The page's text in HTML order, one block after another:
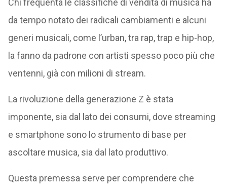
Chi frequenta le classifiche di vendita di musica ha
da tempo notato dei radicali cambiamenti e alcuni
generi musicali, come l’urban, tra rap, trap e hip-hop,
la fanno da padrone con artisti spesso poco più che
ventenni, già con milioni di stream.
La rivoluzione della generazione Z è stata
imponente, sia dal lato dei consumi, dove streaming
e smartphone sono lo strumento di base per
ascoltare musica, sia dal lato produttivo.
Questa premessa serve per comprendere che